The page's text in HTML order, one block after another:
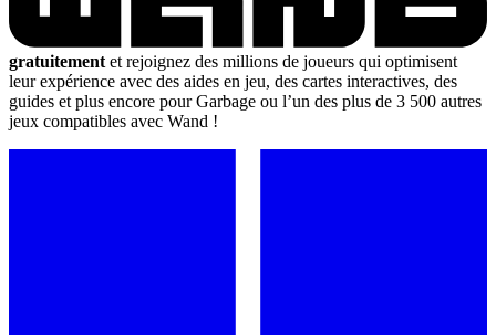
gratuitement et rejoignez des millions de joueurs qui optimisent
leur expérience avec des aides en jeu, des cartes interactives, des
guides et plus encore pour Garbage ou l’un des plus de 3 500 autres
jeux compatibles avec Wand !